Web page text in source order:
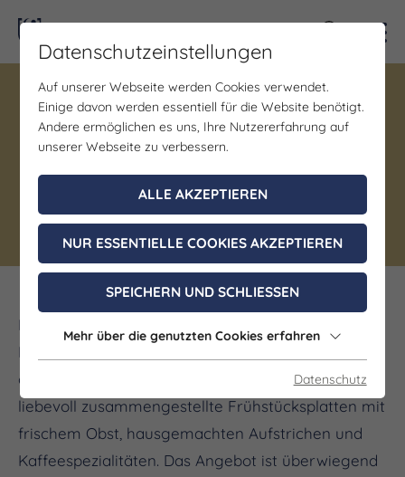
Gastronomie
Limette & Minze Café
Jena
Im Herzen Jenas gelegen, verbindet das Limette &
Minze Café frische Frühstückskultur mit
orientalischen Einflüssen. Im Mittelpunkt stehen
liebevoll zusammengestellte Frühstücksplatten mit
frischem Obst, hausgemachten Aufstrichen und
Kaffeespezialitäten. Das Angebot ist überwiegend
Datenschutzeinstellungen
Auf unserer Webseite werden Cookies verwendet.
Einige davon werden essentiell für die Website benötigt.
Andere ermöglichen es uns, Ihre Nutzererfahrung auf
unserer Webseite zu verbessern.
ALLE AKZEPTIEREN
NUR ESSENTIELLE COOKIES AKZEPTIEREN
SPEICHERN UND SCHLIESSEN
Mehr über die genutzten Cookies erfahren
Datenschutz